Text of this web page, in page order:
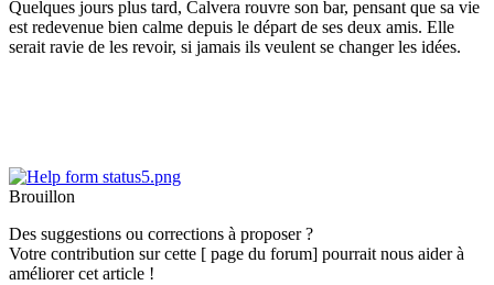
Quelques jours plus tard, Calvera rouvre son bar, pensant que sa vie
est redevenue bien calme depuis le départ de ses deux amis. Elle
serait ravie de les revoir, si jamais ils veulent se changer les idées.
Brouillon
Des suggestions ou corrections à proposer ?
Votre contribution sur cette [ page du forum] pourrait nous aider à
améliorer cet article !